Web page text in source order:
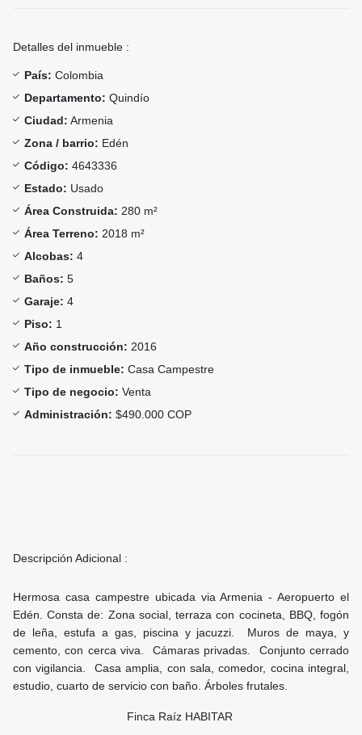
Detalles del inmueble :
País: Colombia
Departamento: Quindío
Ciudad: Armenia
Zona / barrio: Edén
Código: 4643336
Estado: Usado
Área Construida: 280 m²
Área Terreno: 2018 m²
Alcobas: 4
Baños: 5
Garaje: 4
Piso: 1
Año construcción: 2016
Tipo de inmueble: Casa Campestre
Tipo de negocio: Venta
Administración: $490.000 COP
Descripción Adicional :
Hermosa casa campestre ubicada via Armenia - Aeropuerto el
Edén. Consta de: Zona social, terraza con cocineta, BBQ, fogón
de leña, estufa a gas, piscina y jacuzzi. Muros de maya, y
cemento, con cerca viva. Cámaras privadas. Conjunto cerrado
con vigilancia. Casa amplia, con sala, comedor, cocina integral,
estudio, cuarto de servicio con baño. Árboles frutales.
Finca Raíz HABITAR